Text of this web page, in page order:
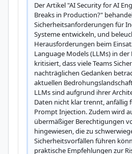
Der Artikel "AI Security for AI
Breaks in Production?"
Sicherheitsanforderungen für
Systeme entwickeln, und
Herausforderungen beim
Language Models (LLMs) in
kritisiert, dass viele Teams
nachträglichen Gedanken
aktuellen
LLMs sind aufgrund ihrer
Daten nicht klar trennt, anfällig
Prompt Injection. Zudem wird
übermäßiger Berechtigungen
hingewiesen, die zu
Sicherheitsvorfällen führen
praktische Empfehlungen zur